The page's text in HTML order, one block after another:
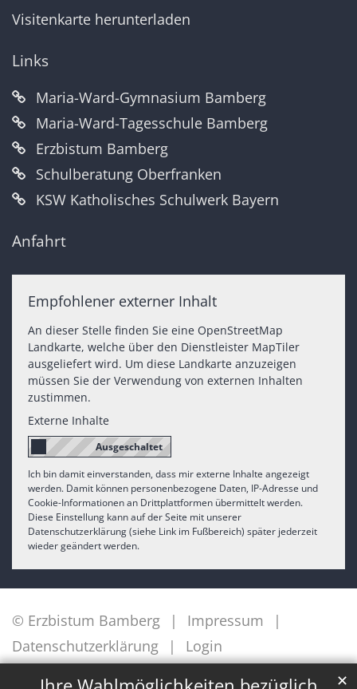
✕
Visitenkarte herunterladen
Links
Maria-Ward-Gymnasium Bamberg
Maria-Ward-Tagesschule Bamberg
Erzbistum Bamberg
Schulberatung Oberfranken
KSW Katholisches Schulwerk Bayern
Anfahrt
Empfohlener externer Inhalt
An dieser Stelle finden Sie eine OpenStreetMap
Landkarte, welche über den Dienstleister MapTiler
ausgeliefert wird. Um diese Landkarte anzuzeigen
müssen Sie der Verwendung von externen Inhalten
zustimmen.
Externe Inhalte
Ich bin damit einverstanden, dass mir externe Inhalte angezeigt
werden. Damit können personenbezogene Daten, IP-Adresse und
Cookie-Informationen an Drittplattformen übermittelt werden.
Diese Einstellung kann auf der Seite mit unserer
Datenschutzerklärung (siehe Link im Fußbereich) später jederzeit
wieder geändert werden.
© Erzbistum Bamberg
Impressum
Datenschutzerklärung
Login